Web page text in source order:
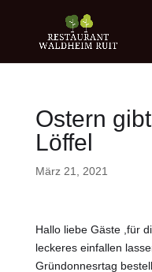
Ostern
Löffel
März 21, 2021
Hallo liebe Gäste ,für
leckeres einfallen
Gründonnesrtag